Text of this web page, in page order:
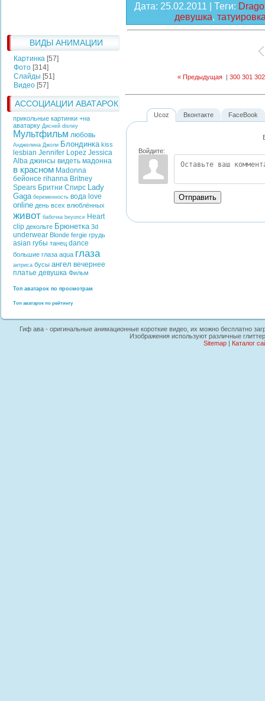
ВИДЫ АНИМАЦИИ
Картинка [57]
Фото [314]
Слайды [51]
Видео [57]
АССОЦИАЦИИ АВАТАРОК
прикольные картинки +на
аватарку Дисней disney
Мультфильм любовь
Анджелина Джоли Блондинка kiss
lesbian Jennifer Lopez Jessica
Alba джинсы видеть мадонна
в красном Madonna
бейонсе rihanna Britney
Spears Бритни Спирс Lady
Gaga беременность вода love
online день всех влюблённых
живот бабочка beyonce Heart
clip декольте Брюнетка 3d
underwear Blonde fergie грудь
asian губы танец dance
большие глаза aqua глаза
актриса бусы ангел вечернее
платье девушка Фильм
Топ аватарок по просмотрам
Топ аватарок по рейтингу
Дата: 25.02.2011 | Теги:
девушка,
« Предыдущая | 300 301 302
Ucoz
Войдите:
Отправить
Вконтакте FaceBook
Гиф ава - оригинальные анимационные короткие видео, их можно бесплатно
Изображения используют различные
Sitemap| Каталог